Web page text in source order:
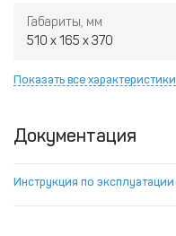
Габариты, мм
510 x 165 x 370
Показать все характеристики
Документация
Инструкция по эксплуатации